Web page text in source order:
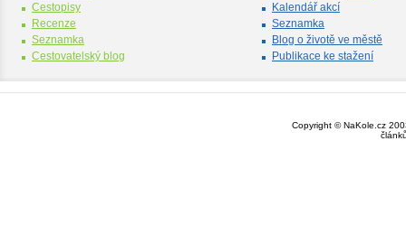
Cestopisy
Recenze
Seznamka
Cestovatelský blog
Kalendář akcí
Seznamka
Blog o životě ve městě
Publikace ke stažení
Copyright © NaKole.cz